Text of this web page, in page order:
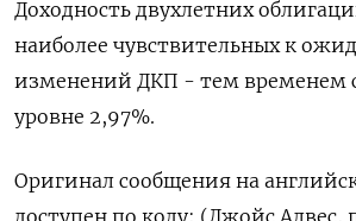
Доходность двухлетних
наиболее чувствительных к
изменений ДКП - тем временем
уровне 2,97%.
Оригинал сообщения на
доступен по коду: (Джойс Алвес,